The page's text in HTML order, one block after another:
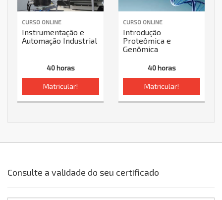
CURSO ONLINE
Instrumentação e
Automação Industrial
40 horas
Matricular!
CURSO ONLINE
Introdução
Proteômica e
Genômica
40 horas
Matricular!
Consulte a validade do seu certificado